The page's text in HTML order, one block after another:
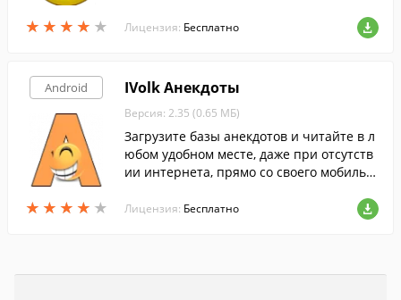
★ ★ ★ ★ ★
★ ★ ★ ★ ★ Лицензия: Бесплатно
Android
★ ★ ★ ★ ★
★ ★ ★ ★ ★
IVolk Анекдоты
Версия: 2.35 (0.65 МБ)
Загрузите базы анекдотов и читайте в л
юбом удобном месте, даже при отсутств
ии интернета, прямо со своего мобильн
Лицензия: Бесплатно